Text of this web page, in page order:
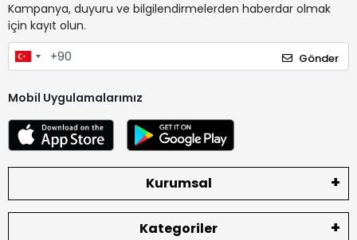
Kampanya, duyuru ve bilgilendirmelerden haberdar olmak
için kayıt olun.
Gönder
Mobil Uygulamalarımız
Kurumsal
Kategoriler